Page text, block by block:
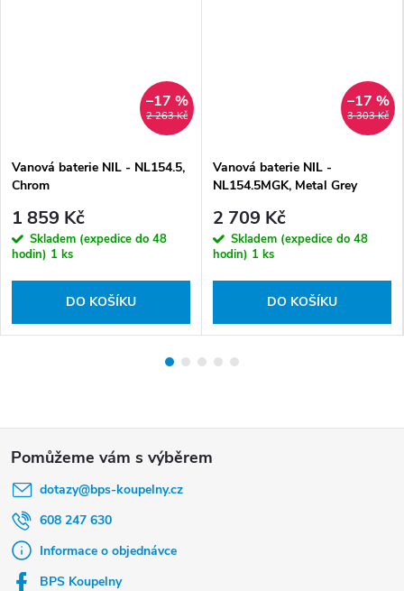
2 263 Kč
–17 %
Vanová baterie NIL - NL154.5,
Chrom
1 859 Kč
Skladem (expedice do 48
hodin) 1 ks
DO KOŠÍKU
3 303 Kč
–17 %
Vanová baterie NIL -
NL154.5MGK, Metal Grey
2 709 Kč
Skladem (expedice do 48
hodin) 1 ks
DO KOŠÍKU
dotazy@bps-koupelny.cz
608 247 630
Informace o objednávce
BPS Koupelny